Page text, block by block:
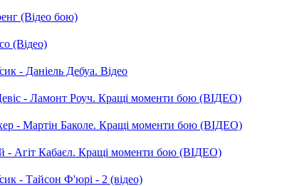
(Відео бою)
(Відео)
- Даніель Дебуа. Відео
- Ламонт Роуч. Кращі моменти бою (ВІДЕО)
- Мартін Баколе. Кращі моменти бою (ВІДЕО)
- Агіт Кабаєл. Кращі моменти бою (ВІДЕО)
- Тайсон Ф'юрі - 2 (відео)